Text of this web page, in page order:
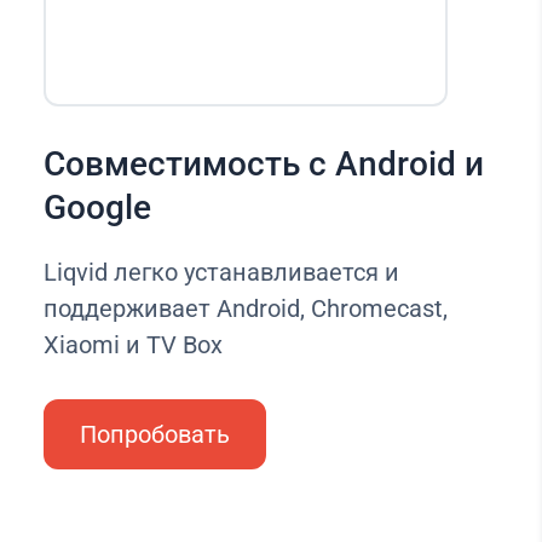
Совместимость с Android и
Google
Liqvid легко устанавливается и
поддерживает Android, Chromecast,
Xiaomi и TV Box
Попробовать